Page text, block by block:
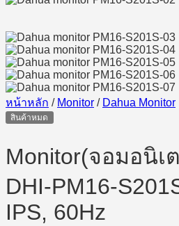
หน้าหลัก / Monitor / Dahua Monitor
สินค้าหมด
Monitor(จอมอนิเ
DHI-PM16-
IPS, 60Hz